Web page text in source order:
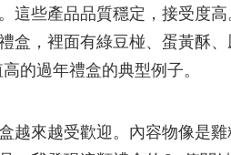
這些產品品質穩定，接受度高
盒，裡面有綠豆椪、蛋黃酥
的過年禮盒的典型例子。
越來越受歡迎。內容物像是